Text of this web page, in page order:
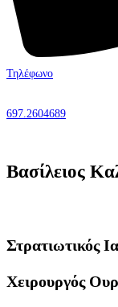
Τηλέφωνο
697.2604689
Βασίλειος
Στρατιωτικός
Χειρουργός